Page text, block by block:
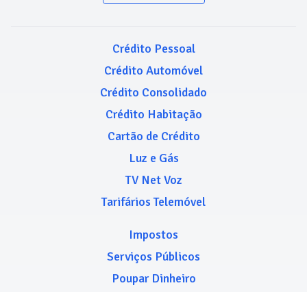
Crédito Pessoal
Crédito Automóvel
Crédito Consolidado
Crédito Habitação
Cartão de Crédito
Luz e Gás
TV Net Voz
Tarifários Telemóvel
Impostos
Serviços Públicos
Poupar Dinheiro